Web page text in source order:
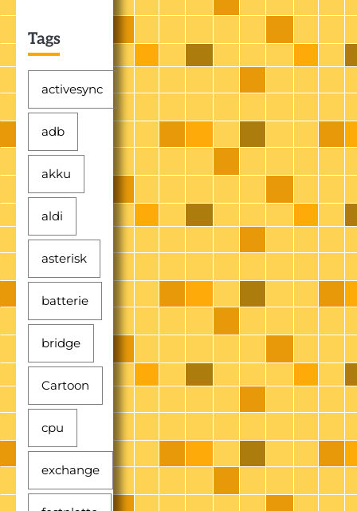
Tags
activesync
adb
akku
aldi
asterisk
batterie
bridge
Cartoon
cpu
exchange